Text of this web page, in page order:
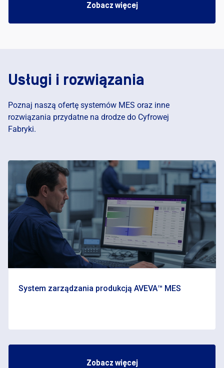
Zobacz więcej
Usługi i rozwiązania
Poznaj naszą ofertę systemów MES oraz inne
rozwiązania przydatne na drodze do Cyfrowej
Fabryki.
System zarządzania produkcją AVEVA™ MES
Zobacz więcej